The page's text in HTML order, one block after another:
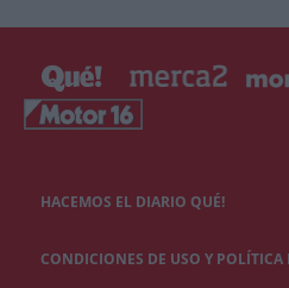
HACEMOS EL DIARIO QUÉ!
CONDICIONES DE USO Y POLÍTICA